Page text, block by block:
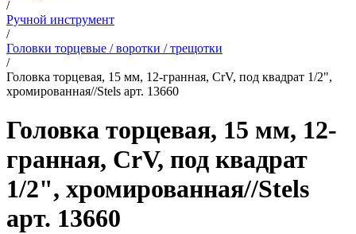
/
Ручной инструмент
/
Головки торцевые / воротки / трещотки
/
Головка торцевая, 15 мм, 12-гранная, CrV, под квадрат 1/2",
хромированная//Stels арт. 13660
Головка торцевая, 15 мм, 12-
гранная, CrV, под квадрат
1/2", хромированная//Stels
арт. 13660